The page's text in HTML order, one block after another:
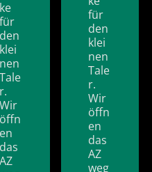
ke
für
den
klei
nen
Tale
r.
Wir
öffn
en
das
AZ
für
den
klei
nen
Tale
r.
Wir
öffn
en
das
AZ
weg